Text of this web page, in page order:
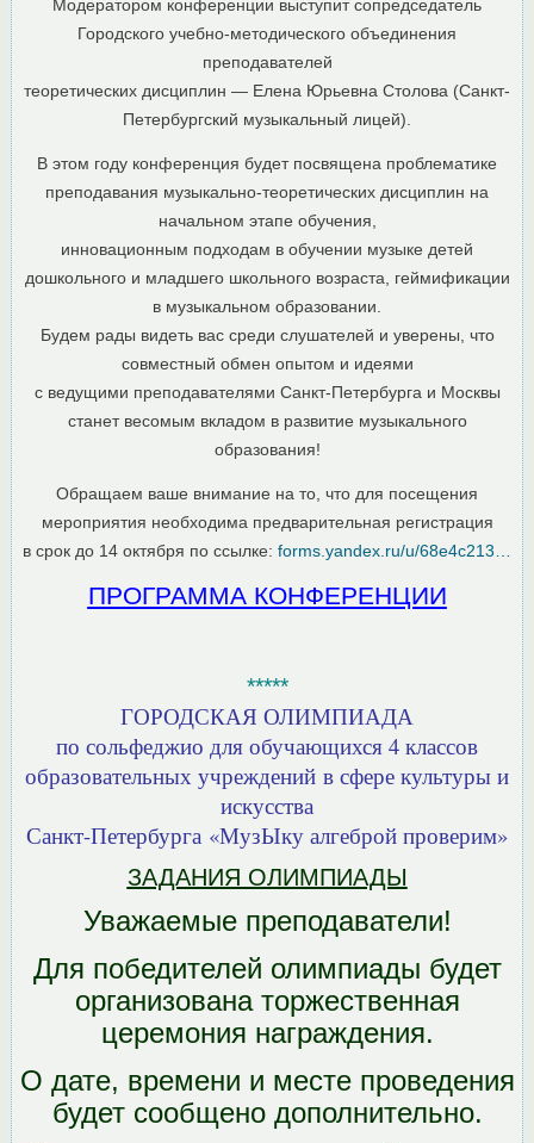
Модератором конференции выступит сопредседатель
Городского учебно-методического объединения
преподавателей
теоретических дисциплин — Елена Юрьевна Столова (Санкт-
Петербургский музыкальный лицей).
В этом году конференция будет посвящена проблематике
преподавания музыкально-теоретических дисциплин на
начальном этапе обучения,
инновационным подходам в обучении музыке детей
дошкольного и младшего школьного возраста, геймификации
в музыкальном образовании.
Будем рады видеть вас среди слушателей и уверены, что
совместный обмен опытом и идеями
с ведущими преподавателями Санкт-Петербурга и Москвы
станет весомым вкладом в развитие музыкального
образования!
Обращаем ваше внимание на то, что для посещения
мероприятия необходима предварительная регистрация
в срок до 14 октября по ссылке: forms.yandex.ru/u/68e4c213…
ПРОГРАММА КОНФЕРЕНЦИИ
*****
ГОРОДСКАЯ ОЛИМПИАДА
по сольфеджио для обучающихся 4 классов
образовательных учреждений в сфере культуры и
искусства
Санкт-Петербурга «МузЫку алгеброй проверим»
ЗАДАНИЯ ОЛИМПИАДЫ
Уважаемые преподаватели!
Для победителей олимпиады будет
организована торжественная
церемония награждения.
О дате, времени и месте проведения
будет сообщено дополнительно.